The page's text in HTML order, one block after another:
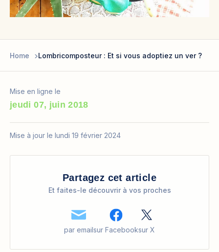
Home Lombricomposteur : Et si vous adoptiez un ver ?
Mise en ligne le
jeudi 07, juin 2018
Mise à jour le lundi 19 février 2024
Partagez cet article
Et faites-le découvrir à vos proches
par emailsur Facebooksur X